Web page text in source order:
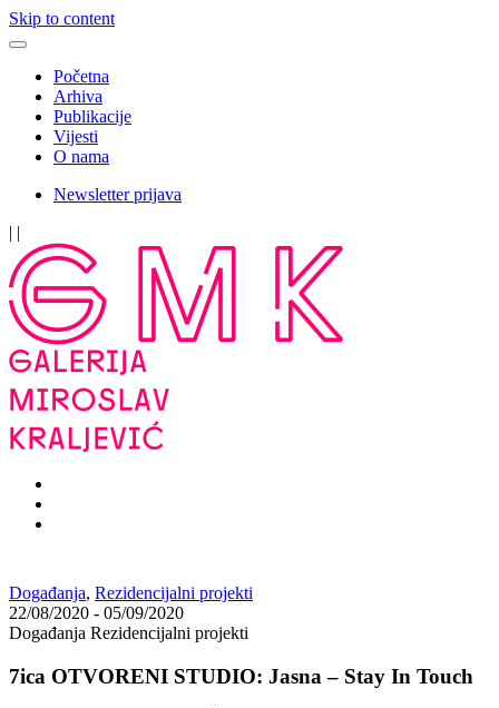
Skip to content
Početna
Arhiva
Publikacije
Vijesti
O nama
Newsletter prijava
| |
Događanja, Rezidencijalni projekti
22/08/2020 - 05/09/2020
Događanja Rezidencijalni projekti
7ica OTVORENI STUDIO: Jasna – Stay In Touch